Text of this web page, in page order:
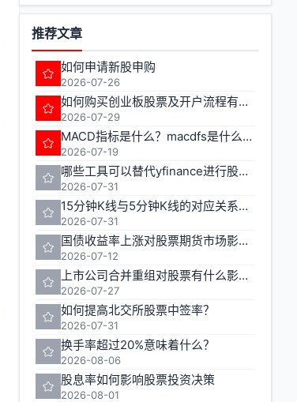
推荐文章
如何申请新股申购
2026-07-26
如何购买创业板股票及开户流程有哪些注意事项
2026-07-29
MACD指标是什么？macdfs是什么意思
2026-07-19
哪些工具可以替代yfinance进行股票期货数据获取
2026-07-31
15分钟K线与5分钟K线的对应关系如何计算
2026-07-31
国债收益率上涨对股票期货市场影响几何
2026-07-12
上市公司合并重组对股票有什么影响？
2026-07-27
如何提高北交所股票中签率？
2026-07-31
换手率超过20%意味着什么？
2026-08-06
股息率如何影响股票投资决策
2026-08-01